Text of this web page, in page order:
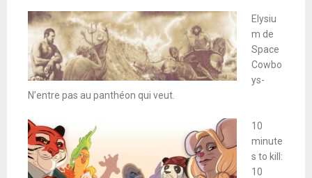
Elysiu
m de
Space
Cowbo
ys-
N’entre pas au panthéon qui veut.
10
minute
s to kill:
10